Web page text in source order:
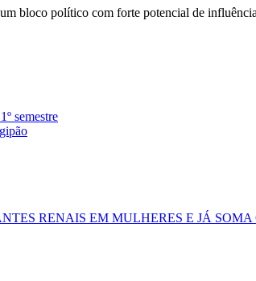
bloco político com forte potencial de
semestre
RENAIS EM MULHERES E JÁ